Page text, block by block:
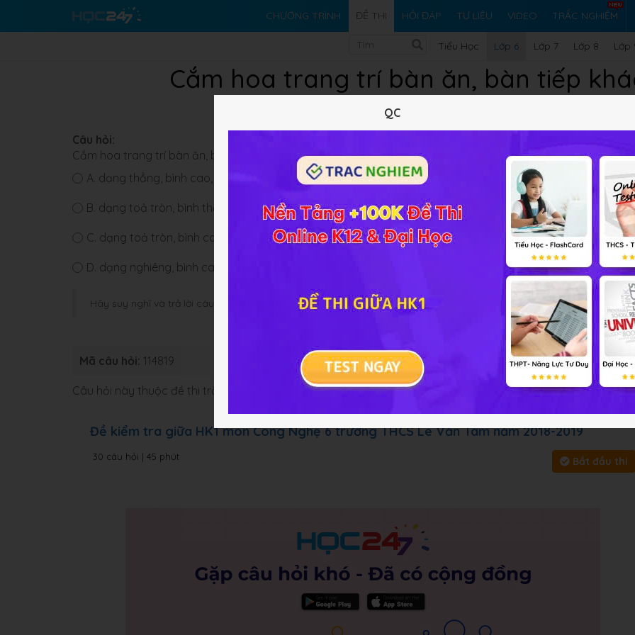
CHƯƠNG TRÌNH ĐỀ THI HỎI ĐÁP TƯ LIỆU VIDEO TRẮC NGHIỆM
Tiểu Học Lớp 6 Lớp 7 Lớp 8 Lớp
Cắm hoa trang trí bàn ăn, bàn tiếp
Câu hỏi:
Cắm hoa trang trí bàn ăn, bàn tiếp khách nên chọn
A. dạng thẳng, bình cao, ít hoa.
B. dạng toả tròn, bình thấp, nhiều hoa.
C. dạng toả tròn, bình cao, nhiều hoa.
D. dạng nghiêng, bình cao, nhiều hoa.
Hãy suy nghĩ và trả lời câu hỏi trước khi HOC247 cung cấp đáp án và lời giải
Mã câu hỏi: 114819 Loại bài: Bài tập Chủ đề : Môn học: Công
Câu hỏi này thuộc đề thi trắc nghiệm dưới đây, bấm vàoBắt đầu thi để làm toàn bài
Đề kiểm tra giữa HK1 môn Công Nghệ 6 trường THCS Lê Văn Tám năm 2018-2019
30 câu hỏi | 45 phút Bắt đầu thi
QC